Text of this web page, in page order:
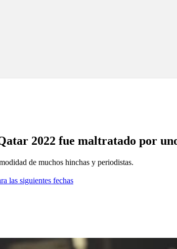
2022 fue maltratado por
de muchos hinchas y periodistas.
las siguientes fechas